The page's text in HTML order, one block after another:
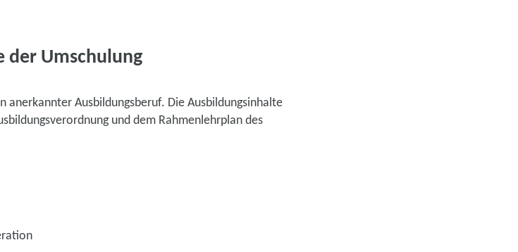
der Umschulung
Ausbildungsberuf. Die Ausbildungsinhalte
und dem Rahmenlehrplan des